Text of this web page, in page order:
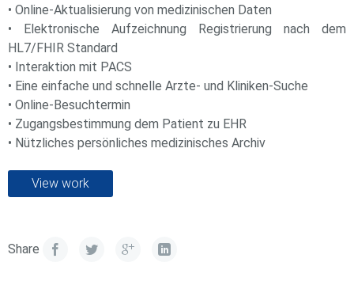
• Online-Aktualisierung von medizinischen Daten
• Elektronische Aufzeichnung Registrierung nach dem
HL7/FHIR Standard
• Interaktion mit PACS
• Eine einfache und schnelle Arzte- und Kliniken-Suche
• Online-Besuchtermin
• Zugangsbestimmung dem Patient zu EHR
• Nützliches persönliches medizinisches Archiv
View work
Share